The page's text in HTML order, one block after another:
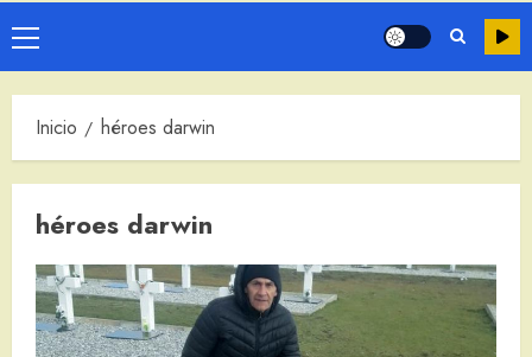
Menú
principal
Inicio héroes darwin
héroes darwin